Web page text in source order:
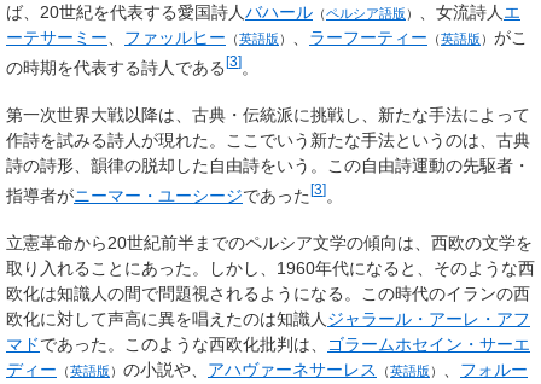
ば、20世紀を代表する愛国詩人バハール （ペルシア語版 ） 、女流詩人 エ
ーテサーミー
ファッルヒー （英語版 ） ラーフーティー （英語版 ） がこ
の時期を代表する詩人である[3]。
第一次世界大戦以降は、古典・伝統派に挑戦し、新たな手法によって
作詩を試みる詩人が現れた。ここでいう新たな手法というのは、古典
詩の詩形、韻律の脱却した自由詩をいう。この自由詩運動の先駆者・
指導者がニーマー・ユーシージであった[3]。
立憲革命から20世紀前半までのペルシア文学の傾向は、西欧の文学を
取り入れることにあった。しかし、1960年代になると、そのような西
欧化は知識人の間で問題視されるようになる。この時代のイランの西
欧化に対して声高に異を唱えたのは知識人 ジャラール・アーレ・アフ
マドであった。このような西欧化批判は、
ゴラームホセイン・サーエ
ディー （英語版 ） の小説や、 アハヴァーネサーレス （英語版 ）
フォルー